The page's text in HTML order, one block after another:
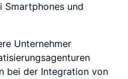
Smartphones und
Unternehmer
bei der Integration von